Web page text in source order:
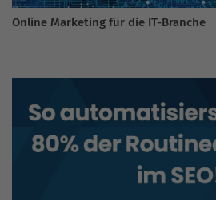
Online Marketing für die IT-Branche